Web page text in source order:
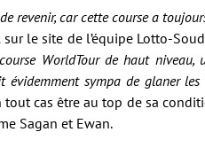
revenir, car cette course a
le site de l’équipe Lotto-
WorldTour de haut
évidemment sympa de glaner
cas être au top de sa
Sagan et Ewan.